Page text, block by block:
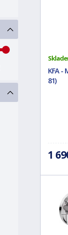
KFA -
81)
1